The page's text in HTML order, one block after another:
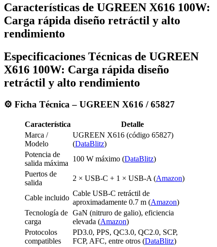
Características de UGREEN X616 100W:
Carga rápida diseño retráctil y alto
rendimiento
Especificaciones Técnicas de UGREEN
X616 100W: Carga rápida diseño
retráctil y alto rendimiento
⚙️ Ficha Técnica – UGREEN X616 / 65827
Característica
Detalle
Marca /
Modelo
UGREEN X616 (código 65827)
(DataBlitz)
Potencia de
salida máxima
100 W máximo (DataBlitz)
Puertos de
salida
2 × USB-C + 1 × USB-A (Amazon)
Cable incluido
Cable USB-C retráctil de
aproximadamente 0.7 m (Amazon)
Tecnología de
carga
GaN (nitruro de galio), eficiencia
elevada (Amazon)
Protocolos
compatibles
PD3.0, PPS, QC3.0, QC2.0, SCP,
FCP, AFC, entre otros (DataBlitz)